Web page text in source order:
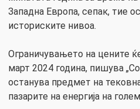
Западна Европа, сепак, тие
историските нивоа.
Ограничувањето на цените
март 2024 година, пишува
останува предмет на
пазарите на енергија на